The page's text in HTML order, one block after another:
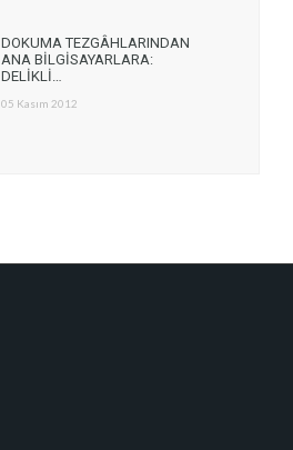
DOKUMA TEZGÂHLARINDAN
ANA BİLGİSAYARLARA:
DELİKLİ…
05 Kasım 2012